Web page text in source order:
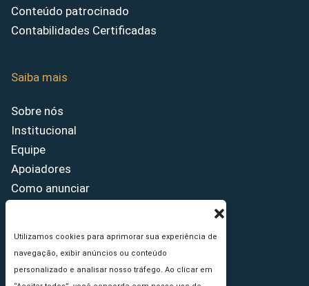
Utilizamos cookies para aprimorar sua experiência de
navegação, exibir anúncios ou conteúdo
personalizado e analisar nosso tráfego. Ao clicar em
Conteúdo patrocinado
Contabilidades Certificadas
Saiba mais
Sobre nós
Institucional
Equipe
Apoiadores
Como anunciar
Princípios Editoriais